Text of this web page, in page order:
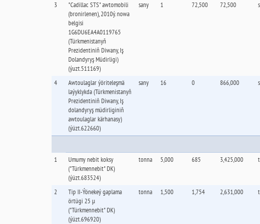
3
"Cadillac STS" awtomobili
(bronirlenen), 2010ý. nowa
belgisi
1G6DU6EA4A0119765
(Türkmenistanyň
Prezidentiniň Diwany, Iş
Dolandyryş Müdirligi)
(ýuzt.511169)
sany 1 72,500 72,500
4
Awtoulaglar ýöriteleşmä
laýyklykda (Türkmenistanyň
Prezidentiniň Diwany, Iş
dolandyryş müdirliginiň
awtoulaglar kärhanasy)
(ýüzt.622660)
sany 16 0 866,000
1
Umumy nebit koksy
("Türkmennebit" DK)
(ýüzt.683524)
tonna 5,000 685 3,425,000
2
Tip II-Ýönekeý gaplama
örtügi 25 µ
("Türkmennebit" DK)
(ýüzt.696920)
tonna 1,500 1,754 2,631,000